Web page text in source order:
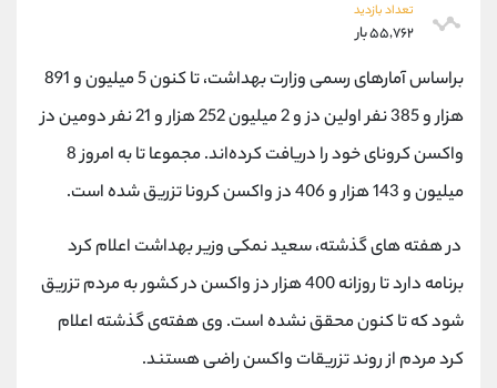
تعداد بازدید
۵۵,۷۶۲ بار
براساس آمارهای رسمی وزارت بهداشت، تا کنون 5 میلیون و 891
هزار و 385 نفر اولین دز و 2 میلیون 252 هزار و 21 نفر دومین دز
واکسن کرونای خود را دریافت کرده‌اند. مجموعا تا به امروز 8
میلیون و 143 هزار و 406 دز واکسن کرونا تزریق شده است.
در هفته های گذشته، سعید نمکی وزیر بهداشت اعلام کرد
برنامه دارد تا روزانه 400 هزار دز واکسن در کشور به مردم تزریق
شود که تا کنون محقق نشده است. وی هفته‌ی گذشته اعلام
کرد مردم از روند تزریقات واکسن راضی هستند.
اطلاعات تماس (دفتر فروش)
تلفن 021-22021030
بدون پیش شماره 90001030
اینستاگرام @alireza.mehrabii
کانال تلگرام @alirezamehrabi_com